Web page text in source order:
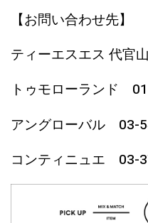
【お問い合わせ先】
ティーエスエス 代
トゥモローランド
アングローバル 03-
コンティニュエ 03-